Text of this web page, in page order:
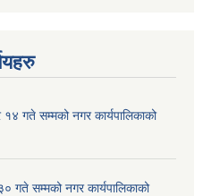
गते सम्मको नगर कार्यपालिकाको
सम्मको नगर कार्यपालिकाको